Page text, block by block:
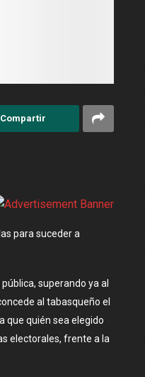
Compartir
para suceder a
superando ya al
al tabasqueño el
que quién sea elegido
electorales, frente a la